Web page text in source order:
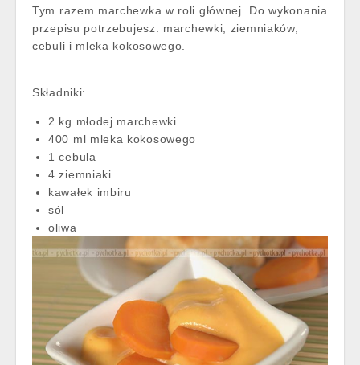
Tym razem marchewka w roli głównej. Do wykonania
przepisu potrzebujesz: marchewki, ziemniaków,
cebuli i mleka kokosowego.
Składniki:
2 kg młodej marchewki
400 ml mleka kokosowego
1 cebula
4 ziemniaki
kawałek imbiru
sól
oliwa